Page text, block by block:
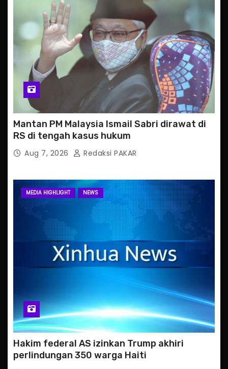
Mantan PM Malaysia Ismail Sabri dirawat di
RS di tengah kasus hukum
Aug 7, 2026 Redaksi PAKAR
MEDIA HIGHLIGHT NEWS
Hakim federal AS izinkan Trump akhiri
perlindungan 350 warga Haiti